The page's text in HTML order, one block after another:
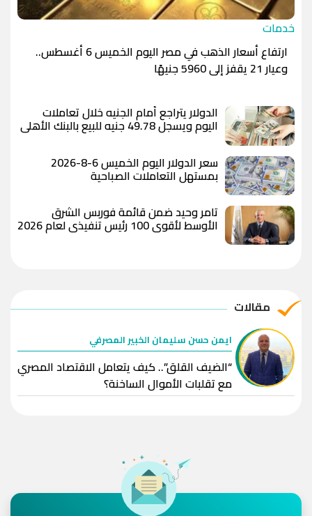
خدمات
ارتفاع أسعار الذهب في مصر اليوم الخميس 6 أغسطس..
وعيار 21 يقفز إلى 5960 جنيهًا
الدولار يتراجع أمام الجنيه خلال تعاملات
اليوم ويسجل 49.78 جنيه للبيع بالبنك الأهلي
المصري
سعر الدولار اليوم الخميس 6-8-2026
بمستهل التعاملات الصباحية
تامر وحيد ضمن قائمة فوربس الشرق
الأوسط لأقوى 100 رئيس تنفيذي لعام 2026
مقالات
ايمن حسن سليمان الخبير المصرفي
“الضيف القلق”.. كيف يتعامل الاقتصاد المصري
مع تقلبات الأموال الساخنة؟